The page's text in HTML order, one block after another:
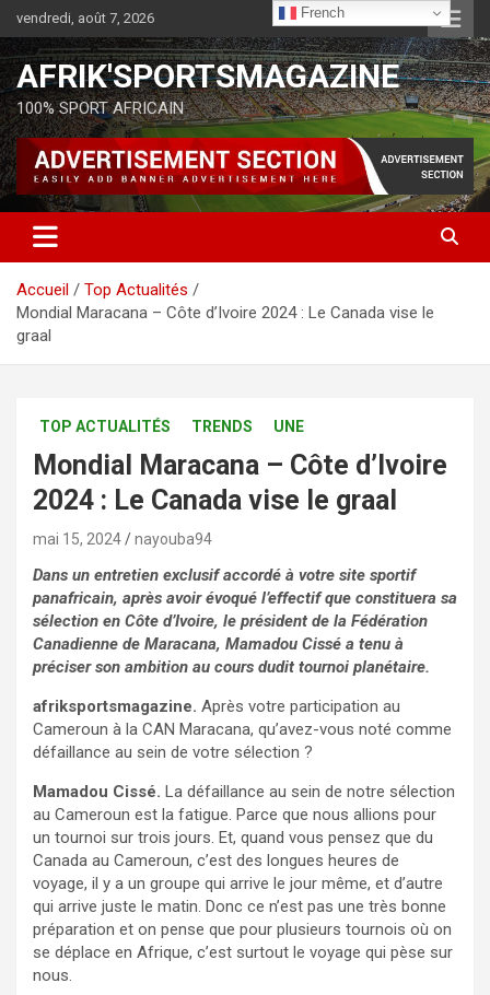
vendredi, août 7, 2026
AFRIK'SPORTSMAGAZINE
100% SPORT AFRICAIN
Accueil
Top Actualités
Mondial Maracana – Côte d’Ivoire 2024 : Le Canada vise le
graal
TOP ACTUALITÉS TRENDS UNE
Mondial Maracana – Côte d’Ivoire
2024 : Le Canada vise le graal
mai 15, 2024 nayouba94
Dans un entretien exclusif accordé à votre site sportif
panafricain, après avoir évoqué l’effectif que constituera sa
sélection en Côte d’Ivoire, le président de la Fédération
Canadienne de Maracana, Mamadou Cissé a tenu à
préciser son ambition au cours dudit tournoi planétaire.
afriksportsmagazine. Après votre participation au
Cameroun à la CAN Maracana, qu’avez-vous noté comme
défaillance au sein de votre sélection ?
Mamadou Cissé. La défaillance au sein de notre sélection
au Cameroun est la fatigue. Parce que nous allions pour
un tournoi sur trois jours. Et, quand vous pensez que du
Canada au Cameroun, c’est des longues heures de
voyage, il y a un groupe qui arrive le jour même, et d’autre
qui arrive juste le matin. Donc ce n’est pas une très bonne
préparation et on pense que pour plusieurs tournois où on
se déplace en Afrique, c’est surtout le voyage qui pèse sur
nous.
French